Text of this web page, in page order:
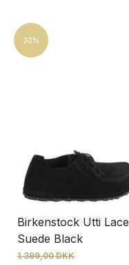
30%
Birkenstock Utti Lace
Suede Black
1.399,00 DKK